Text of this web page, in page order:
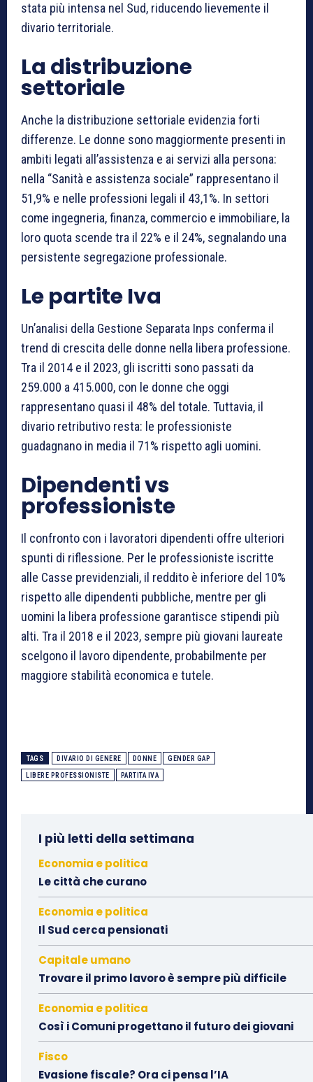
stata più intensa nel Sud, riducendo lievemente il
divario territoriale.
La distribuzione
settoriale
Anche la distribuzione settoriale evidenzia forti
differenze. Le donne sono maggiormente presenti in
ambiti legati all’assistenza e ai servizi alla persona:
nella “Sanità e assistenza sociale” rappresentano il
51,9% e nelle professioni legali il 43,1%. In settori
come ingegneria, finanza, commercio e immobiliare, la
loro quota scende tra il 22% e il 24%, segnalando una
persistente segregazione professionale.
Le partite Iva
Un’analisi della Gestione Separata Inps conferma il
trend di crescita delle donne nella libera professione.
Tra il 2014 e il 2023, gli iscritti sono passati da
259.000 a 415.000, con le donne che oggi
rappresentano quasi il 48% del totale. Tuttavia, il
divario retributivo resta: le professioniste
guadagnano in media il 71% rispetto agli uomini.
Dipendenti vs
professioniste
Il confronto con i lavoratori dipendenti offre ulteriori
spunti di riflessione. Per le professioniste iscritte
alle Casse previdenziali, il reddito è inferiore del 10%
rispetto alle dipendenti pubbliche, mentre per gli
uomini la libera professione garantisce stipendi più
alti. Tra il 2018 e il 2023, sempre più giovani laureate
scelgono il lavoro dipendente, probabilmente per
maggiore stabilità economica e tutele.
TAGS DIVARIO DI GENERE DONNE GENDER GAP
LIBERE PROFESSIONISTE PARTITA IVA
I più letti della settimana
Economia e politica
Le città che curano
Economia e politica
Il Sud cerca pensionati
Capitale umano
Trovare il primo lavoro è sempre più difficile
Economia e politica
Così i Comuni progettano il futuro dei giovani
Fisco
Evasione fiscale? Ora ci pensa l’IA